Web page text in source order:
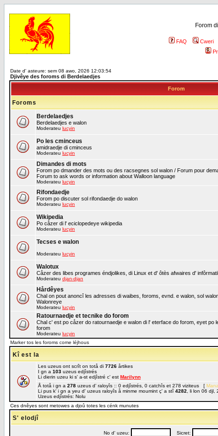
Forom
FAQ
Cweri
Date d' asteure: sem 08 awo, 2026 12:03:54
Djivêye des foroms di Berdelaedjes
Forom
Foroms
Berdelaedjes
Berdelaedjes e walon
Moderateu lucyin
Po les cminceus
amidraedje di cminceus
Moderateu lucyin
Dimandes di mots
Forom po dmander des mots ou des racsegnes sol walon / Forum pour
Forum to ask words or information about Walloon language
Moderateu lucyin
Rifondaedje
Forom po discuter sol rifondaedje do walon
Moderateu lucyin
Wikipedia
Po cåzer di l' eciclopedeye wikipedia
Moderateu lucyin
Tecses e walon
Moderateu lucyin
Walotux
Cåzer des libes programes éndjolikes, di Linux et d' ôtès afwaires d'
Moderateu djan-djan
Hårdêyes
Chal on pout anoncî les adresses di waibes, foroms, evnd. e walon, sol
Walonreye
Moderateu lucyin
Ratournaedje et tecnike do forom
Chal c' est po cåzer do ratournaedje e walon di l' eterface do forom, eyet
forom
Moderateu lucyin
Marker tos les foroms come léjhous
Kî est la
Les uzeus ont scrît on totå di 7726 årtikes
I gn a 103 uzeus edjîstrés
Li dierin uzeu ki s' a-st edjîstré c' est Marilynn
Å totå i gn a 278 uzeus d' raloyîs :: 0 edjîstrés, 0 catchîs et 278 viziteus [
Li pus k' i gn a yeu d' uzeus raloyîs å minme moumint ç' a stî 4282 , li lon 06
Uzeus edjîstrés: Nolu
Ces dnêyes sont metowes a djoû totes les cénk munutes
S' elodjî
No d' uzeu: Sicret: